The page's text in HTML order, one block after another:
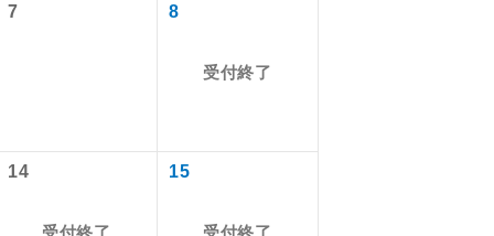
7 8
受付終了
14
受付終了
15
受付終了